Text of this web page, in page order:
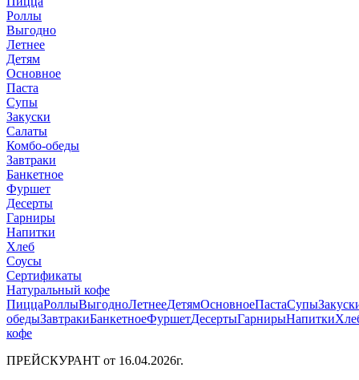
Роллы
Выгодно
Летнее
Детям
Основное
Паста
Супы
Закуски
Салаты
Комбо-обеды
Завтраки
Банкетное
Фуршет
Десерты
Гарниры
Напитки
Хлеб
Соусы
Сертификаты
Натуральный кофе
ПиццаРоллыВыгодноЛетнееДетямОсновноеПастаСупы
обедыЗавтракиБанкетноеФуршетДесертыГарнирыНапитки
кофе
ПРЕЙСКУРАНТ от 16.04.2026г.